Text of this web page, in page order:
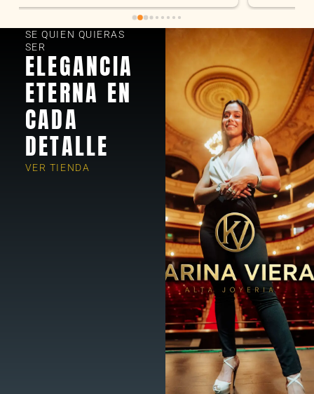
SE QUIEN QUIERAS
SER
ELEGANCIA
ETERNA EN
CADA
DETALLE
VER TIENDA